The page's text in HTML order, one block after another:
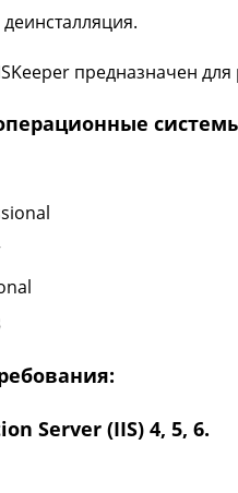
предназначен
Server (IIS) 4, 5, 6.